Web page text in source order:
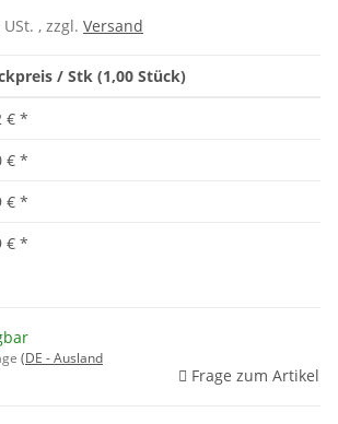
, zzgl. Versand
/ Stk (1,00 Stück)
€ *
€ *
€ *
€ *
(DE - Ausland
Frage zum Artikel